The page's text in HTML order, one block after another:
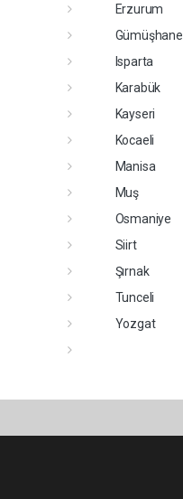
Erzurum
Gümüşhane
Isparta
Karabük
Kayseri
Kocaeli
Manisa
Muş
Osmaniye
Siirt
Şırnak
Tunceli
Yozgat